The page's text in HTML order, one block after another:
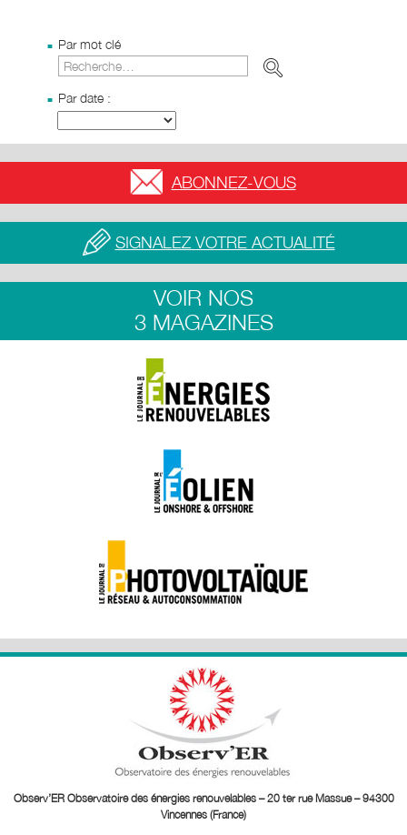
Par mot clé
Par date :
ABONNEZ-VOUS
SIGNALEZ VOTRE ACTUALITÉ
VOIR NOS
3 MAGAZINES
Observ’ER Observatoire des énergies renouvelables – 20 ter rue Massue – 94300
Vincennes (France)